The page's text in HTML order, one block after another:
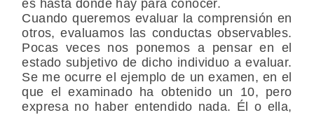
es hasta donde hay para conocer.
Cuando queremos evaluar la comprensión en
otros, evaluamos las conductas observables.
Pocas veces nos ponemos a pensar en el
estado subjetivo de dicho individuo a evaluar.
Se me ocurre el ejemplo de un examen, en el
que el examinado ha obtenido un 10, pero
expresa no haber entendido nada. Él o ella,